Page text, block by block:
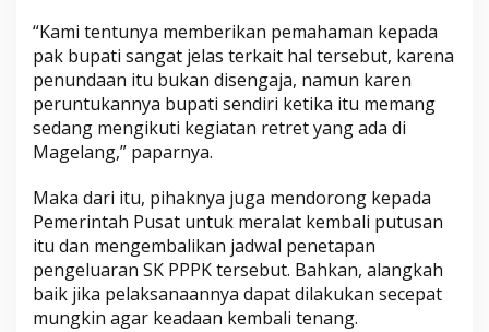
“Kami tentunya memberikan pemahaman kepada
pak bupati sangat jelas terkait hal tersebut, karena
penundaan itu bukan disengaja, namun karen
peruntukannya bupati sendiri ketika itu memang
sedang mengikuti kegiatan retret yang ada di
Magelang,” paparnya.
Maka dari itu, pihaknya juga mendorong kepada
Pemerintah Pusat untuk meralat kembali putusan
itu dan mengembalikan jadwal penetapan
pengeluaran SK PPPK tersebut. Bahkan, alangkah
baik jika pelaksanaannya dapat dilakukan secepat
mungkin agar keadaan kembali tenang.